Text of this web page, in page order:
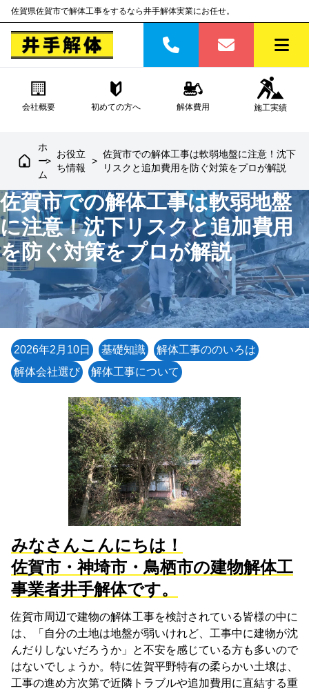
佐賀県佐賀市で解体工事をするなら井手解体実業にお任せ。
会社概要 初めての方へ 解体費用 施工実績
ホ
ー
ム
>
お役立
ち情報
>
佐賀市での解体工事は軟弱地盤に注意！沈下
リスクと追加費用を防ぐ対策をプロが解説
佐賀市での解体工事は軟弱地盤
に注意！沈下リスクと追加費用
を防ぐ対策をプロが解説
2026年2月10日 基礎知識
解体工事ののいろは
解体会社選び
解体工事について
みなさんこんにちは！
佐賀市・神埼市・鳥栖市の建物解体工
事業者井手解体です。
佐賀市周辺で建物の解体工事を検討されている皆様の中に
は、「自分の土地は地盤が弱いけれど、工事中に建物が沈
んだりしないだろうか」と不安を感じている方も多いので
はないでしょうか。特に佐賀平野特有の柔らかい土壌は、
工事の進め方次第で近隣トラブルや追加費用に直結する重